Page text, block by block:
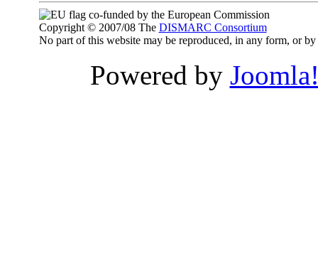
co-funded by the European Commission
Copyright © 2007/08 The DISMARC Consortium
No part of this website may be reproduced, in any form, or
Powered by